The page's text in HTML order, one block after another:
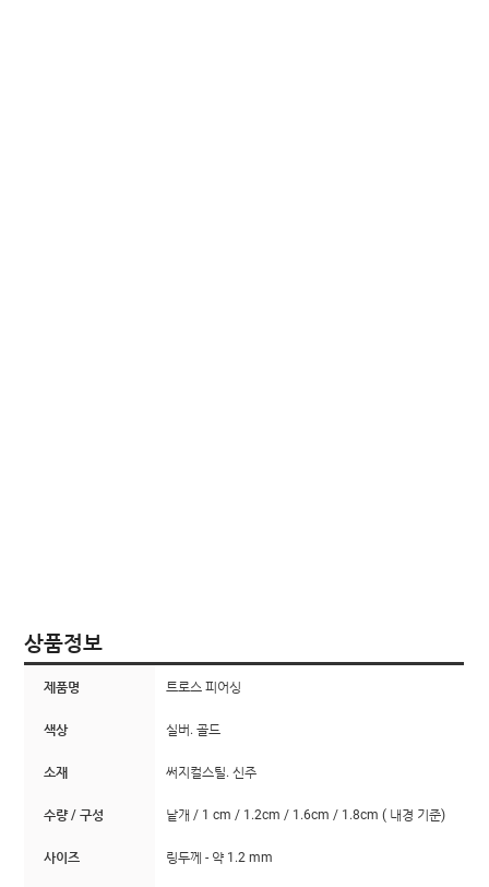
상품정보
제품명 트로스 피어싱
색상 실버. 골드
소재 써지컬스틸. 신주
수량 / 구성 낱개 / 1 cm / 1.2cm / 1.6cm / 1.8cm ( 내경 기준)
사이즈 링두께 - 약 1.2 mm